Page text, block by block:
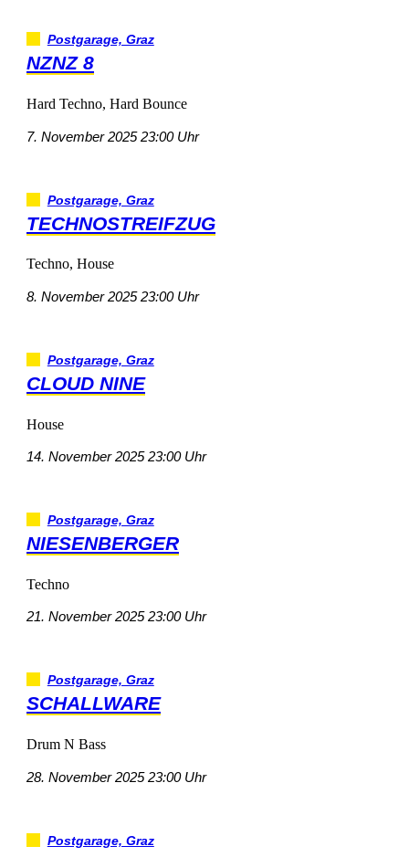
Postgarage,Graz
NZNZ8
HardTechno,HardBounce
7.November202523:00Uhr
Postgarage,Graz
TECHNOSTREIFZUG
Techno,House
8.November202523:00Uhr
Postgarage,Graz
CLOUDNINE
House
14.November202523:00Uhr
Postgarage,Graz
NIESENBERGER
Techno
21.November202523:00Uhr
Postgarage,Graz
SCHALLWARE
DrumNBass
28.November202523:00Uhr
Postgarage,Graz